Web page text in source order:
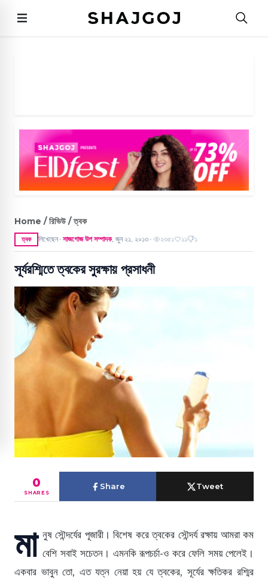
Home / রিভিউ / ত্বক
ত্বক লিখেছেন ● সাজগোজ উপ সম্পাদক, জুন ২১, ২০১৩ ● ২৩৫১ ১১ ১
সূর্যরশ্মিতে ত্বকের সুরক্ষায় প্রসাধনী
0
SHARES
Share Tweet
মা নুষ সৌন্দর্যের পূজারী। বিশেষ করে ত্বকের সৌন্দর্য রক্ষায় আমরা কম
বেশি সবাই সচেতন। এমনকি রূপচর্চা-ও করে ফেলি সময় পেলেই।
একবার ভাবুন তো, এত যত্ন নেয়া হয় যে ত্বকের, সূর্যের ক্ষতিকর রশ্মির